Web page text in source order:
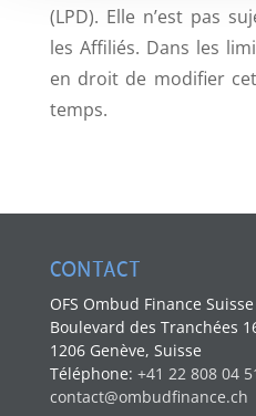
(LPD). Elle n’est pas
les Affiliés. Dans les
en droit de modifier
temps.
CONTACT
OFS Ombud Finance Suisse
Boulevard des Tranchées
1206 Genève, Suisse
Téléphone: +41 22 808 04
contact@ombudfinance.ch